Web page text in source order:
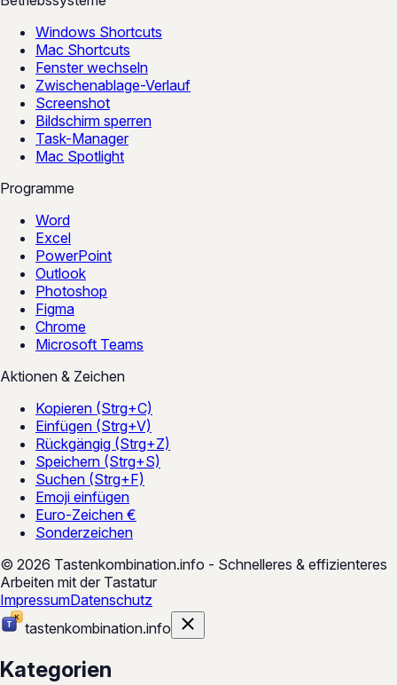
Windows Shortcuts
Mac Shortcuts
Fenster wechseln
Zwischenablage-Verlauf
Screenshot
Bildschirm sperren
Task-Manager
Mac Spotlight
Programme
Word
Excel
PowerPoint
Outlook
Photoshop
Figma
Chrome
Microsoft Teams
Aktionen & Zeichen
Kopieren (Strg+C)
Einfügen (Strg+V)
Rückgängig (Strg+Z)
Speichern (Strg+S)
Suchen (Strg+F)
Emoji einfügen
Euro-Zeichen €
Sonderzeichen
© 2026 Tastenkombination.info - Schnelleres & effizienteres
Arbeiten mit der Tastatur
ImpressumDatenschutz
tastenkombination.info
Kategorien